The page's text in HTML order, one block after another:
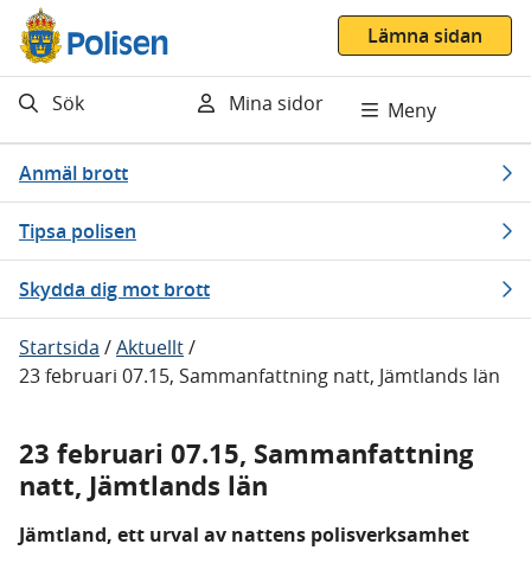
Gå direkt till innehåll
Lämna sidan
Sök Mina sidor Meny
Anmäl brott
Tipsa polisen
Skydda dig mot brott
Startsida /Aktuellt/
23 februari 07.15, Sammanfattning natt, Jämtlands län
23 februari 07.15, Sammanfattning
natt, Jämtlands län
Jämtland, ett urval av nattens polisverksamhet